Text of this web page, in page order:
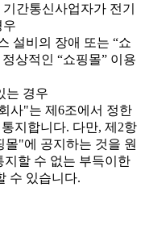
간통신사업자가 전기
우
설비의 장애 또는 “쇼
상적인 “쇼핑몰” 이용
는 경우
사"는 제6조에서 정한
지합니다. 다만, 제2항
"에 공지하는 것을 원
할 수 없는 부득이한
수 있습니다.